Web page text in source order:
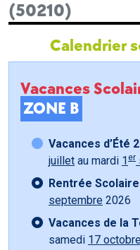
(50210)
Calendrier
Vacances
ZONE B
Vacances d’Été
juillet au mardi 1 er
Rentrée
septembre 2026
Vacances de la
samedi 17 octobre